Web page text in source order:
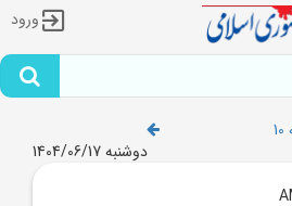
ورود
دوشنبه 1404/06/17